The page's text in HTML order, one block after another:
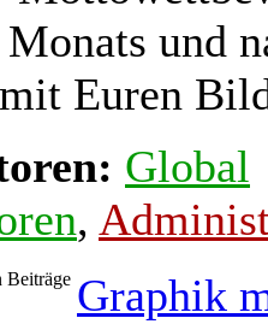
Monats und
Euren
Global
,
Graphik